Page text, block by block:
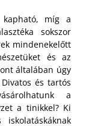
míg a
sokszor
mindenekelőtt
és az
általában úgy
és tartós
a
a tinikkel?Ki